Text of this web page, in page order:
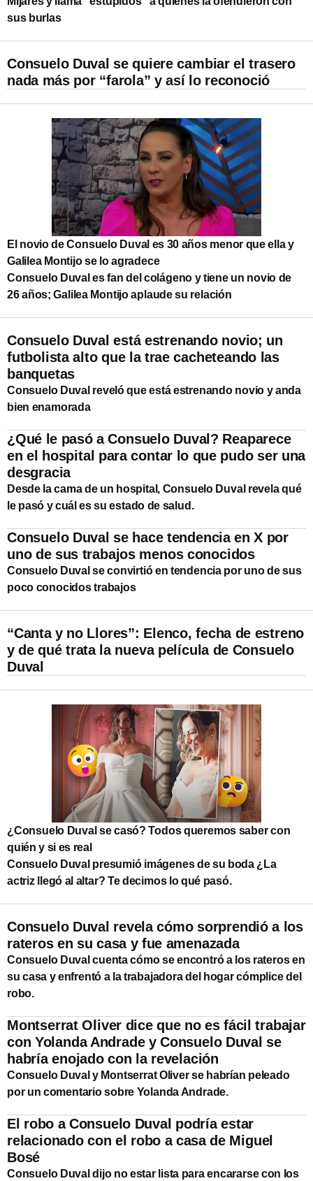
sus burlas
Consuelo Duval se quiere cambiar el trasero
nada más por “farola” y así lo reconoció
El novio de Consuelo Duval es 30 años menor que ella y
Galilea Montijo se lo agradece
Consuelo Duval es fan del colágeno y tiene un novio de
26 años; Galilea Montijo aplaude su relación
Consuelo Duval está estrenando novio; un
futbolista alto que la trae cacheteando las
banquetas
Consuelo Duval reveló que está estrenando novio y anda
bien enamorada
¿Qué le pasó a Consuelo Duval? Reaparece
en el hospital para contar lo que pudo ser una
desgracia
Desde la cama de un hospital, Consuelo Duval revela qué
le pasó y cuál es su estado de salud.
Consuelo Duval se hace tendencia en X por
uno de sus trabajos menos conocidos
Consuelo Duval se convirtió en tendencia por uno de sus
poco conocidos trabajos
“Canta y no Llores”: Elenco, fecha de estreno
y de qué trata la nueva película de Consuelo
Duval
¿Consuelo Duval se casó? Todos queremos saber con
quién y si es real
Consuelo Duval presumió imágenes de su boda ¿La
actriz llegó al altar? Te decimos lo qué pasó.
Consuelo Duval revela cómo sorprendió a los
rateros en su casa y fue amenazada
Consuelo Duval cuenta cómo se encontró a los rateros en
su casa y enfrentó a la trabajadora del hogar cómplice del
robo.
Montserrat Oliver dice que no es fácil trabajar
con Yolanda Andrade y Consuelo Duval se
habría enojado con la revelación
Consuelo Duval y Montserrat Oliver se habrían peleado
por un comentario sobre Yolanda Andrade.
El robo a Consuelo Duval podría estar
relacionado con el robo a casa de Miguel
Bosé
Consuelo Duval dijo no estar lista para encararse con los